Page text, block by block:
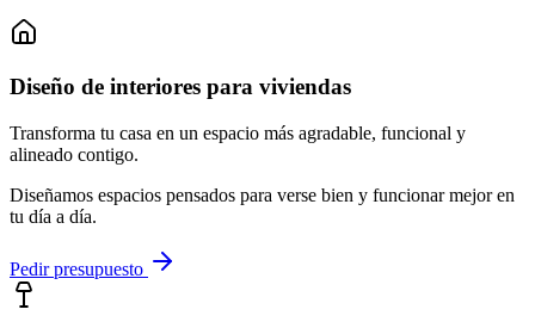
Diseño de interiores para viviendas
Transforma tu casa en un espacio más agradable, funcional y
alineado contigo.
Diseñamos espacios pensados para verse bien y funcionar mejor en
tu día a día.
Pedir presupuesto